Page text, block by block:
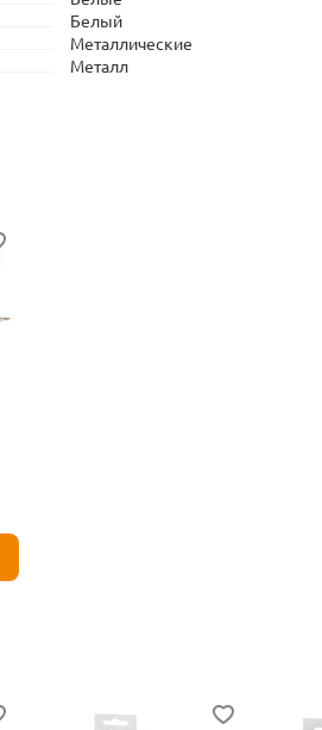
Белый
Металлические
Металл